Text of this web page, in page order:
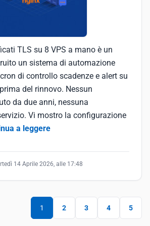
TLS su 8 VPS a mano è un
un sistema di automazione
di controllo scadenze e alert su
del rinnovo. Nessun
da due anni, nessuna
Vi mostro la configurazione
a leggere
14 Aprile 2026, alle 17:48
1 2 3 4 5